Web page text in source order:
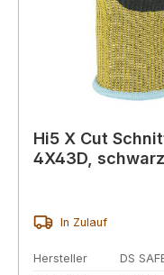
Hi5 X Cut
4X43D, schwarz
In Zulauf
Hersteller
DS